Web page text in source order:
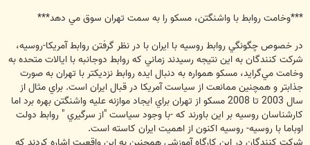
***وخامت روابط با واشنگتن، مسكو را به سمت تهران سوق مي دهد***
در خصوص چگونگي روابط روسيه با ايران با در نظر گرفتن روابط آمريكا-روسيه،
شركت كنندگان به اين نتيجه رسيدند زماني كه روابط دوجانبه با ايالات متحده به
وخامت مي‌گرايد،‌ مسكو همواره به دنبال ايده روابط نزديكتر با تهران به صورت
جذابتر و همچنين ممانعت از سياست آمريكا در قبال ايران است. براي مثال از
سال 2003 تا 2008 مسكو از تهران براي ايجاد موازنه عليه واشنگتن بهره برد اما
كارشناسان روسيه بر اين باورند كه -با وجود سياست "از سرگيري " روابط دولت
اوباما با روسيه- روسيه اكنون از اهميت ايران كاسته است.